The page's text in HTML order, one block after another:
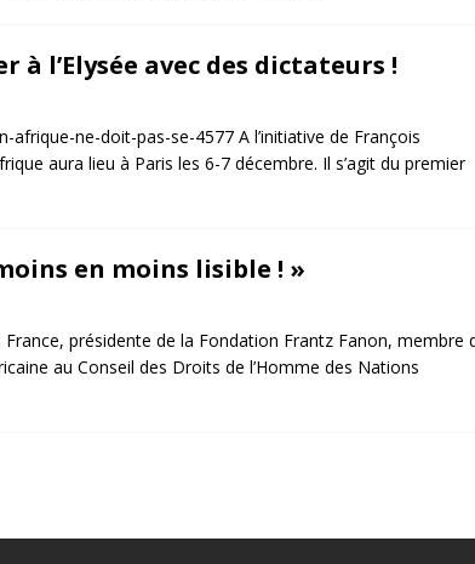
l’Elysée avec des dictateurs !
ne-doit-pas-se-4577 A l’initiative de François
aura lieu à Paris les 6-7 décembre. Il s’agit du premier
en moins lisible ! »
présidente de la Fondation Frantz Fanon, membre
au Conseil des Droits de l’Homme des Nations